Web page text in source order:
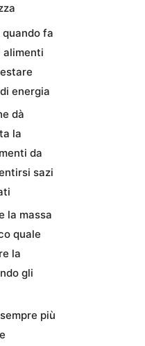
fa
alimenti
energia
dà
la
da
sazi
la massa
quale
la
gli
più